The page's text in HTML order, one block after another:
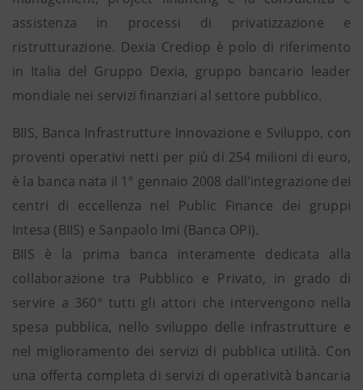
assistenza in processi di privatizzazione e
ristrutturazione. Dexia Crediop è polo di riferimento
in Italia del Gruppo Dexia, gruppo bancario leader
mondiale nei servizi finanziari al settore pubblico.
BIIS, Banca Infrastrutture Innovazione e Sviluppo, con
proventi operativi netti per più di 254 milioni di euro,
è la banca nata il 1° gennaio 2008 dall’integrazione dei
centri di eccellenza nel Public Finance dei gruppi
Intesa (BIIS) e Sanpaolo Imi (Banca OPI).
BIIS è la prima banca interamente dedicata alla
collaborazione tra Pubblico e Privato, in grado di
servire a 360° tutti gli attori che intervengono nella
spesa pubblica, nello sviluppo delle infrastrutture e
nel miglioramento dei servizi di pubblica utilità. Con
una offerta completa di servizi di operatività bancaria